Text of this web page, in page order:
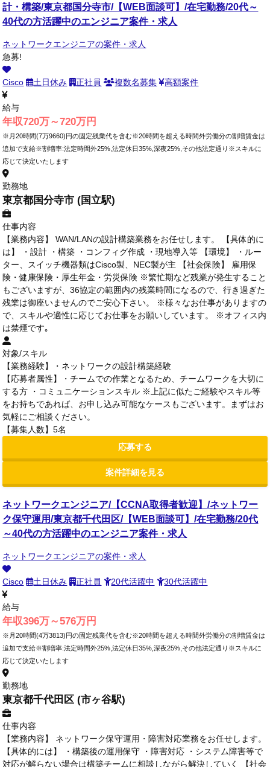
計・構築/東京都国分寺市/【WEB面談可】/在宅勤務/20代～
40代の方活躍中のエンジニア案件・求人
ネットワークエンジニアの案件・求人
急募!
Cisco 土日休み 正社員 複数名募集 高額案件
給与
年収720万～720万円
※月20時間(7万9660)円の固定残業代を含む※20時間を超える時間外労働分の割増賃金は
追加で支給※割増率:法定時間外25%,法定休日35%,深夜25%,その他法定通り※スキルに
応じて決定いたします
勤務地
東京都国分寺市 (国立駅)
仕事内容
【業務内容】 WAN/LANの設計構築業務をお任せします。 【具体的に
は】 ・設計 ・構築 ・コンフィグ作成 ・現地導入等 【環境】 ・ルー
ター、スイッチ機器類はCisco製、NEC製が主 【社会保険】 雇用保
険・健康保険・厚生年金・労災保険 ※繁忙期など残業が発生すること
もございますが、36協定の範囲内の残業時間になるので、行き過ぎた
残業は御座いませんのでご安心下さい。 ※様々なお仕事がありますの
で、スキルや適性に応じてお仕事をお願いしています。 ※オフィス内
は禁煙です｡
対象/スキル
【業務経験】・ネットワークの設計構築経験
【応募者属性】・チームでの作業となるため、チームワークを大切に
する方 ・コミュニケーションスキル ※上記に似たご経験やスキル等
をお持ちであれば、お申し込み可能なケースもございます。まずはお
気軽にご相談ください。
【募集人数】5名
応募する
案件詳細を見る
ネットワークエンジニア/【CCNA取得者歓迎】/ネットワー
ク保守運用/東京都千代田区/【WEB面談可】/在宅勤務/20代
～40代の方活躍中のエンジニア案件・求人
ネットワークエンジニアの案件・求人
Cisco 土日休み 正社員 20代活躍中 30代活躍中
給与
年収396万～576万円
※月20時間(4万3813)円の固定残業代を含む※20時間を超える時間外労働分の割増賃金は
追加で支給※割増率:法定時間外25%,法定休日35%,深夜25%,その他法定通り※スキルに
応じて決定いたします
勤務地
東京都千代田区 (市ヶ谷駅)
仕事内容
【業務内容】 ネットワーク保守運用・障害対応業務をお任せします。
【具体的には】 ・構築後の運用保守 ・障害対応 ・システム障害等で
対応が解らない場合は構築チームに相談しながら解決していく 【社会